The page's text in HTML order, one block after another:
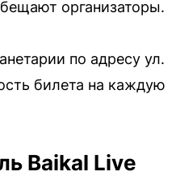
организаторы.
по адресу ул.
билета на каждую
Baikal Live